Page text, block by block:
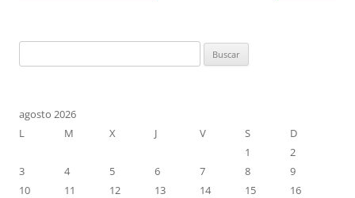
agosto 2026
L
M X J V S
D
1
2
3
4 5 6 7 8
9
10
11 12 13 14 15
16